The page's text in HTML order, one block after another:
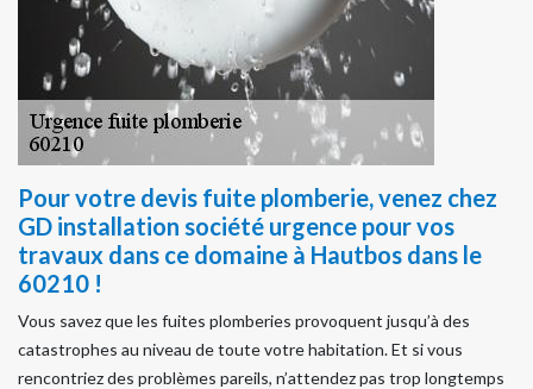
Pour votre devis fuite plomberie, venez chez
GD installation société urgence pour vos
travaux dans ce domaine à Hautbos dans le
60210 !
Vous savez que les fuites plomberies provoquent jusqu’à des
catastrophes au niveau de toute votre habitation. Et si vous
rencontriez des problèmes pareils, n’attendez pas trop longtemps